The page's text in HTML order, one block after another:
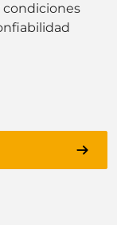
condiciones